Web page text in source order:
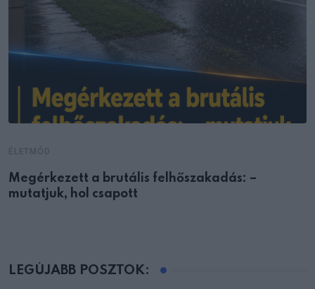
Megérkezett a brutális felhőszakadás: –
mutatjuk, hol csapott
LEGÚJABB POSZTOK: